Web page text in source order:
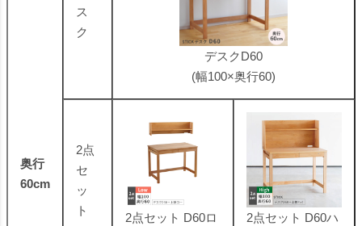
奥行
60cm
ス
ク
デスクD60
(幅100×奥行60)
2点
セ
ッ
ト
2点セット D60ロ
2点セット D60ハ